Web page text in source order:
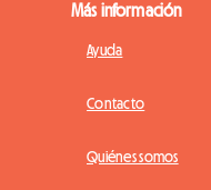
Más información
Ayuda
Contacto
Quiénes somos